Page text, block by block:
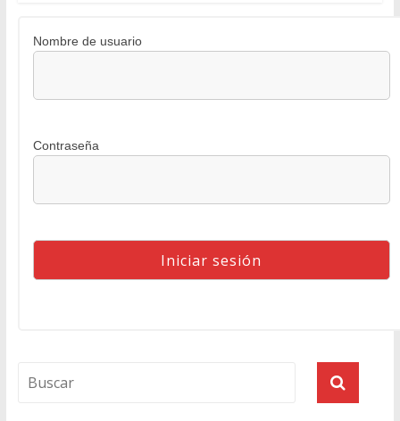
Nombre de usuario
Contraseña